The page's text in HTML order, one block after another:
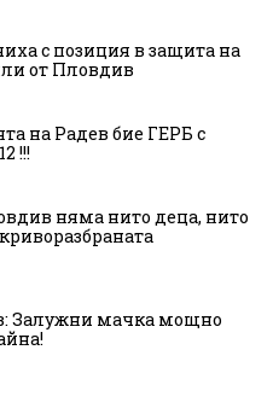
с позиция в защита на
от Пловдив
на Радев бие ГЕРБ с
!!!
няма нито деца, нито
Залужни мачка мощно